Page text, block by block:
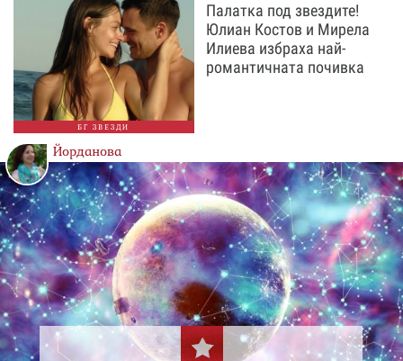
БГ ЗВЕЗДИ
Палатка под звездите!
Юлиан Костов и Мирела
Илиева избраха най-
романтичната почивка
Йорданова